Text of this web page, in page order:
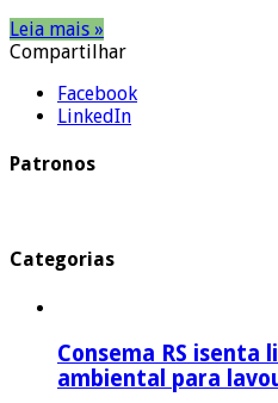
Leia mais »
Compartilhar
Facebook
LinkedIn
Patronos
Categorias
Consema RS isenta
ambiental para